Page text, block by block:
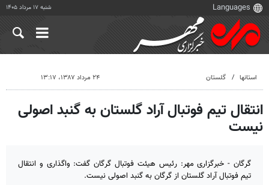
شنبه ۱۷ مرداد ۱۴۰۵
استانها گلستان ۲۴ مرداد ۱۳۸۷، ۱۳:۱۷
انتقال تیم فوتبال آراد گلستان به گنبد اصولی
نیست
گرگان - خبرگزاری مهر: رئیس هیئت فوتبال گرگان گفت: واگذاری و انتقال
تیم فوتبال آراد گلستان از گرگان به گنبد اصولی نیست.